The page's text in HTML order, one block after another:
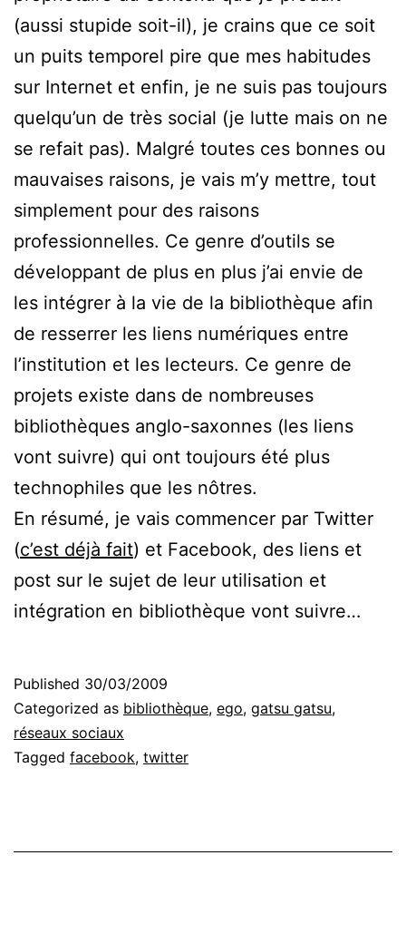
(aussi stupide soit-il), je crains que ce soit
un puits temporel pire que mes habitudes
sur Internet et enfin, je ne suis pas toujours
quelqu’un de très social (je lutte mais on ne
se refait pas). Malgré toutes ces bonnes ou
mauvaises raisons, je vais m’y mettre, tout
simplement pour des raisons
professionnelles. Ce genre d’outils se
développant de plus en plus j’ai envie de
les intégrer à la vie de la bibliothèque afin
de resserrer les liens numériques entre
l’institution et les lecteurs. Ce genre de
projets existe dans de nombreuses
bibliothèques anglo-saxonnes (les liens
vont suivre) qui ont toujours été plus
technophiles que les nôtres.
En résumé, je vais commencer par Twitter
(c’est déjà fait) et Facebook, des liens et
post sur le sujet de leur utilisation et
intégration en bibliothèque vont suivre…
Published 30/03/2009
Categorized as bibliothèque, ego, gatsu gatsu,
réseaux sociaux
Tagged facebook, twitter